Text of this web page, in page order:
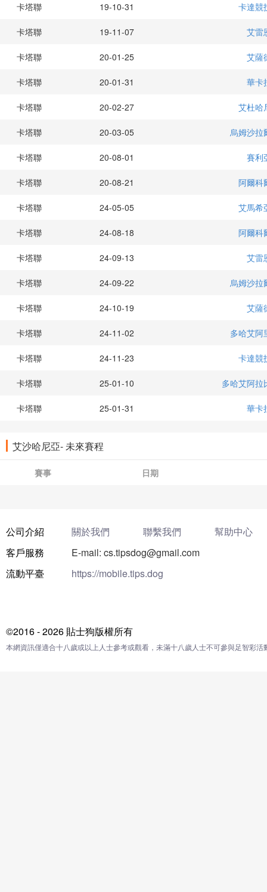
卡塔聯 19-10-31 卡達競
卡塔聯 19-11-07 艾雷
卡塔聯 20-01-25 艾薩
卡塔聯 20-01-31 華卡
卡塔聯 20-02-27 艾杜哈
卡塔聯 20-03-05 烏姆沙拉
卡塔聯 20-08-01 賽利
卡塔聯 20-08-21 阿爾科
卡塔聯 24-05-05 艾馬希
卡塔聯 24-08-18 阿爾科
卡塔聯 24-09-13 艾雷
卡塔聯 24-09-22 烏姆沙拉
卡塔聯 24-10-19 艾薩
卡塔聯 24-11-02 多哈艾阿
卡塔聯 24-11-23 卡達競
卡塔聯 25-01-10 多哈艾阿拉
卡塔聯 25-01-31 華卡
艾沙哈尼亞- 未來賽程
賽事 日期
公司介紹 關於我們 聯繫我們
幫助中心
客戶服務
E-mail: cs.tipsdog@gmail.com
流動平臺
https://mobile.tips.dog
©2016 - 2026 貼士狗版權所有
本網資訊僅適合十八歲或以上人士參考或觀看，未滿十八歲人士不可參與足智彩